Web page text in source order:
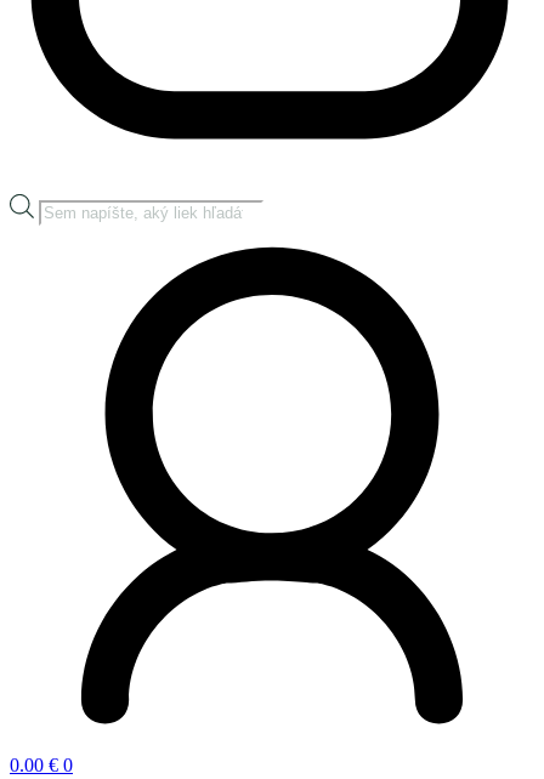
Products
search
0.00 € 0